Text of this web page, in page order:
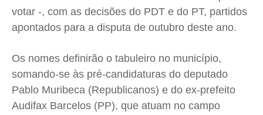
Caetano Roque
Gustavo Bastos
Wanda Sily
Publicidade Legal
Caetano Roque
Gustavo Bastos
Wanda Sily
Publicidade Legal
Caetano Roque
Gustavo Bastos
Wanda Sily
Publicidade Legal
Caetano Roque
Gustavo Bastos
Wanda Sily
Publicidade Legal
votar -, com as decisões do PDT e do PT, partidos
apontados para a disputa de outubro deste ano.
Os nomes definirão o tabuleiro no município,
somando-se às pré-candidaturas do deputado
Pablo Muribeca (Republicanos) e do ex-prefeito
Audifax Barcelos (PP), que atuam no campo